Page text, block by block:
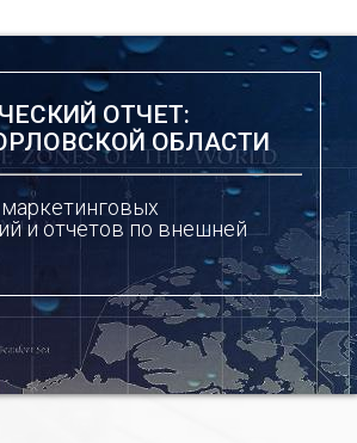
ОТЧЕТ:
ОБЛАСТИ
и отчетов по внешней